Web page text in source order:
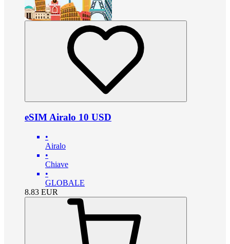
eSIM Airalo 10 USD
•
Airalo
•
Chiave
•
GLOBALE
8.83 EUR